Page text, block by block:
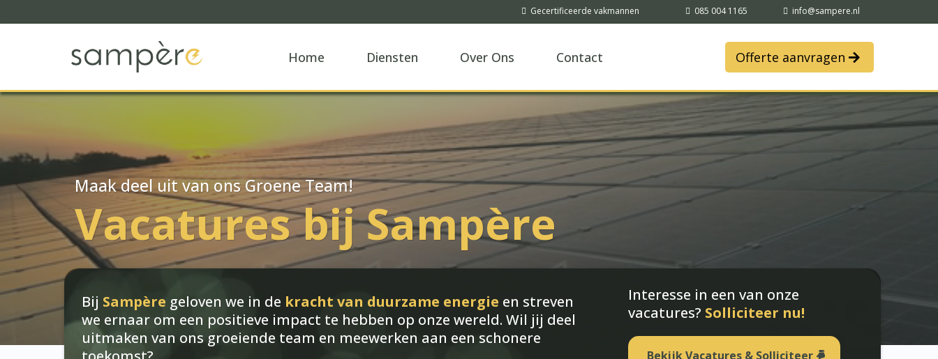
Gecertificeerde vakmannen 085 004 1165 info@sampere.nl
Home Diensten Over Ons Contact Offerte aanvragen
Maak deel uit van ons Groene Team!
Vacatures bij Sampère
Bij Sampère geloven we in de kracht van duurzame energie en streven
we ernaar om een positieve impact te hebben op onze wereld. Wil jij deel
uitmaken van ons groeiende team en meewerken aan een schonere
Interesse in een van onze
vacatures? Solliciteer nu!
Bekijk Vacatures & Solliciteer